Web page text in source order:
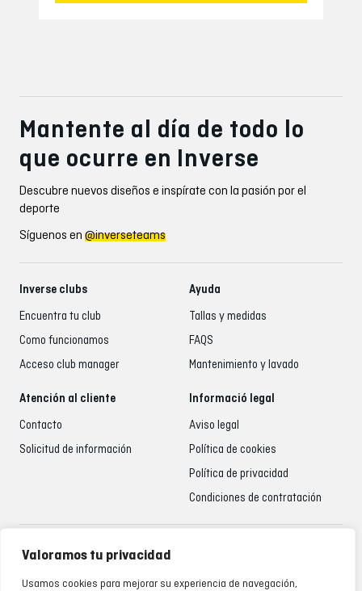
Valoramos tu privacidad
Usamos cookies para mejorar su experiencia de navegación,
Mantente al día de todo lo
que ocurre en Inverse
Descubre nuevos diseños e inspírate con la pasión por el
deporte
Síguenos en @inverseteams
Inverse clubs
Encuentra tu club
Como funcionamos
Acceso club manager
Ayuda
Tallas y medidas
FAQS
Mantenimiento y lavado
Atención al cliente
Contacto
Solicitud de información
Informació legal
Aviso legal
Política de cookies
Política de privacidad
Condiciones de contratación
Atención al cliente